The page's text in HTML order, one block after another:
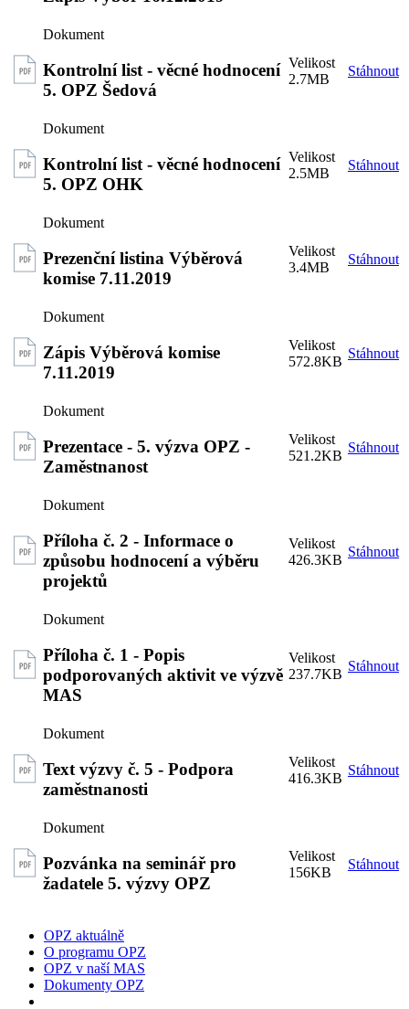
Kontrolní list - věcné hodnocení
5. OPZ Šedová
2.7MB
Stáhnout
Kontrolní list - věcné hodnocení
5. OPZ OHK
2.5MB
Stáhnout
Prezenční listina Výběrová
komise 7.11.2019
3.4MB
Stáhnout
Zápis Výběrová komise
7.11.2019
572.8KB
Stáhnout
Prezentace - 5. výzva OPZ -
Zaměstnanost
521.2KB
Stáhnout
Příloha č. 2 - Informace o
způsobu hodnocení a výběru
projektů
426.3KB
Stáhnout
Příloha č. 1 - Popis
podporovaných aktivit ve výzvě
MAS
237.7KB
Stáhnout
Text výzvy č. 5 - Podpora
zaměstnanosti
416.3KB
Stáhnout
Pozvánka na seminář pro
žadatele 5. výzvy OPZ
156KB
Stáhnout
OPZ aktuálně
O programu OPZ
OPZ v naší MAS
Dokumenty OPZ